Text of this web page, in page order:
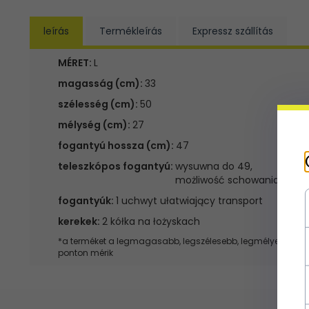
leírás Termékleírás Expressz szállítás
MÉRET: L
magasság (cm): 33
szélesség (cm): 50
mélység (cm): 27
fogantyú hossza (cm): 47
teleszkópos fogantyú: wysuwna do 49,
możliwość schowania
fogantyúk: 1 uchwyt ułatwiający transport
kerekek: 2 kółka na łożyskach
*a terméket a legmagasabb, legszélesebb, legmélyebb
ponton mérik